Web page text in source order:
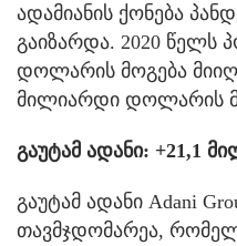
ადამიანის ქონება
გაიზარდა. 2020 წელს
დოლარის მოგება
მილიარდი დოლარის
გაუტამ ადანი: +21,1
გაუტამ ადანი Adani
თავმჯდომარეა,